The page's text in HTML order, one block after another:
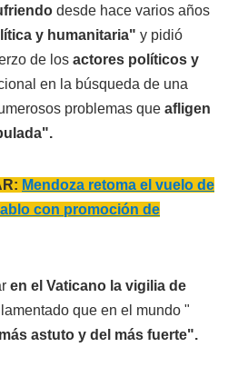
desde hace varios años
y humanitaria" y pidió
de los actores políticos y
en la búsqueda de una
problemas que afligen
Mendoza retoma el vuelo de
con promoción de
en el Vaticano la vigilia de
que en el mundo "
astuto y del más fuerte".